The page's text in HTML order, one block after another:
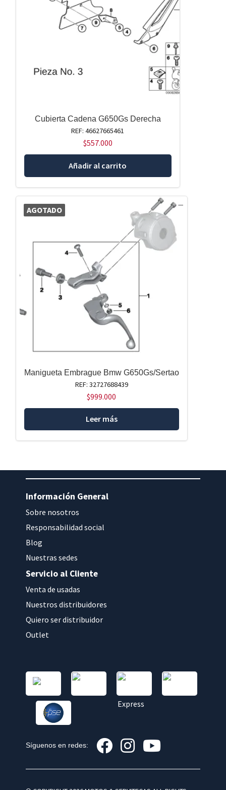
Cubierta Cadena G650Gs Derecha
REF: 46627665461
$557.000
Añadir al carrito
AGOTADO
Manigueta Embrague Bmw G650Gs/Sertao
REF: 32727688439
$999.000
Leer más
Información General
Sobre nosotros
Responsabilidad social
Blog
Nuestras sedes
Servicio al Cliente
Venta de usadas
Nuestros distribuidores
Quiero ser distribuidor
Outlet
Síguenos en redes: